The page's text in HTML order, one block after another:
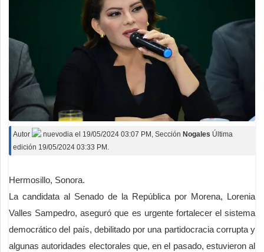
Autor nuevodia el 19/05/2024 03:07 PM , Sección Nogales Última
edición 19/05/2024 03:33 PM.
Hermosillo, Sonora.
La candidata al Senado de la República por Morena, Lorenia
Valles Sampedro, aseguró que es urgente fortalecer el sistema
democrático del país, debilitado por una partidocracia corrupta y
algunas autoridades electorales que, en el pasado, estuvieron al